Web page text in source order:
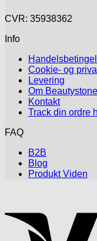
CVR: 35938362
Info
Cookie- og
Levering
Om
Kontakt
Track din ordre
FAQ
B2B
Blog
Produkt Viden